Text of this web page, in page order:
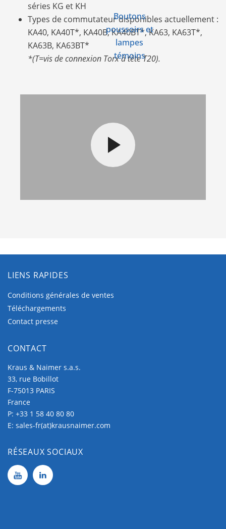
Boutons
poussoirs et
lampes
témoins
séries KG et KH
Types de commutateur disponibles actuellement :
KA40, KA40T*, KA40B, KA40BT*, KA63, KA63T*,
KA63B, KA63BT*
*(T=vis de connexion Torx à tête T20).
LIENS RAPIDES
Conditions générales de ventes
Téléchargements
Contact presse
CONTACT
Kraus & Naimer s.a.s.
33, rue Bobillot
F-75013 PARIS
France
P: +33 1 58 40 80 80
E: sales-fr(at)krausnaimer.com
RÉSEAUX SOCIAUX